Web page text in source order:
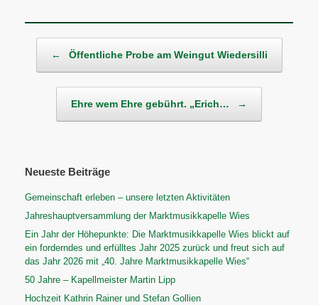
← Öffentliche Probe am Weingut Wiedersilli
Ehre wem Ehre gebührt. „Erich… →
Neueste Beiträge
Gemeinschaft erleben – unsere letzten Aktivitäten
Jahreshauptversammlung der Marktmusikkapelle Wies
Ein Jahr der Höhepunkte: Die Marktmusikkapelle Wies blickt auf
ein forderndes und erfülltes Jahr 2025 zurück und freut sich auf
das Jahr 2026 mit „40. Jahre Marktmusikkapelle Wies“
50 Jahre – Kapellmeister Martin Lipp
Hochzeit Kathrin Rainer und Stefan Gollien